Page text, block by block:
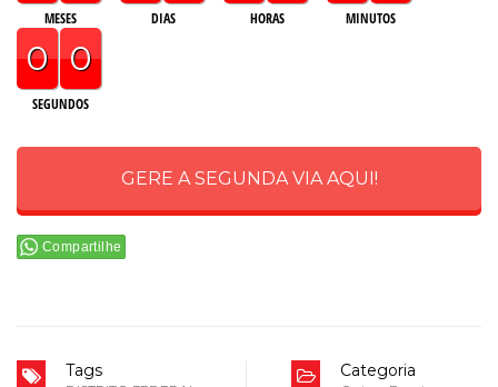
MESES DIAS HORAS MINUTOS
0 0
SEGUNDOS
GERE A SEGUNDA VIA AQUI!
Compartilhe
Tags Categoria